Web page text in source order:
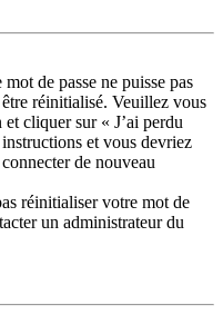
de passe ne puisse pas
réinitialisé. Veuillez vous
cliquer sur « J’ai perdu
et vous devriez
de nouveau
réinitialiser votre mot de
un administrateur du